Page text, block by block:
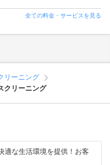
全ての料金・サービスを見る
リーニング
クリーニング
適な生活環境を提供！お客